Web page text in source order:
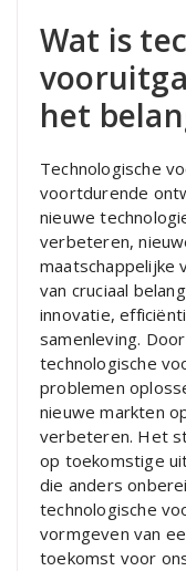
Wat is
het
Technologische
voortdurende
nieuwe
verbeteren,
maatschappelijke
van cruciaal
innovatie,
samenleving.
technologische
problemen
nieuwe markten
verbeteren. Het
op toekomstige
die anders
technologische
vormgeven van
toekomst voor